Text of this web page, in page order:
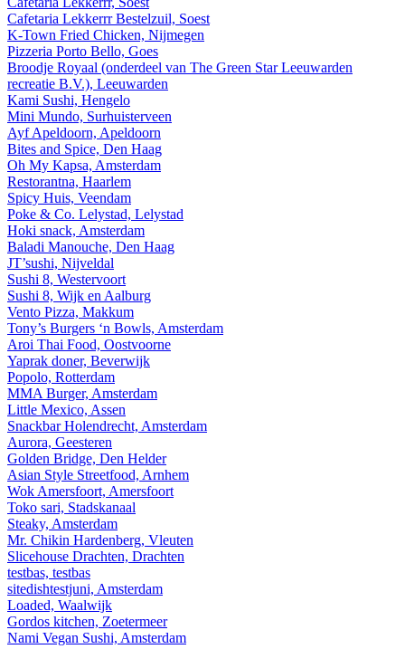
Cafetaria Lekkerrr Bestelzuil, Soest
K-Town Fried Chicken, Nijmegen
Pizzeria Porto Bello, Goes
Broodje Royaal (onderdeel van The Green Star Leeuwarden
recreatie B.V.), Leeuwarden
Kami Sushi, Hengelo
Mini Mundo, Surhuisterveen
Ayf Apeldoorn, Apeldoorn
Bites and Spice, Den Haag
Oh My Kapsa, Amsterdam
Restorantna, Haarlem
Spicy Huis, Veendam
Poke & Co. Lelystad, Lelystad
Hoki snack, Amsterdam
Baladi Manouche, Den Haag
JT’sushi, Nijveldal
Sushi 8, Westervoort
Sushi 8, Wijk en Aalburg
Vento Pizza, Makkum
Tony’s Burgers ‘n Bowls, Amsterdam
Aroi Thai Food, Oostvoorne
Yaprak doner, Beverwijk
Popolo, Rotterdam
MMA Burger, Amsterdam
Little Mexico, Assen
Snackbar Holendrecht, Amsterdam
Aurora, Geesteren
Golden Bridge, Den Helder
Asian Style Streetfood, Arnhem
Wok Amersfoort, Amersfoort
Toko sari, Stadskanaal
Steaky, Amsterdam
Mr. Chikin Hardenberg, Vleuten
Slicehouse Drachten, Drachten
testbas, testbas
sitedishtestjuni, Amsterdam
Loaded, Waalwijk
Gordos kitchen, Zoetermeer
Nami Vegan Sushi, Amsterdam